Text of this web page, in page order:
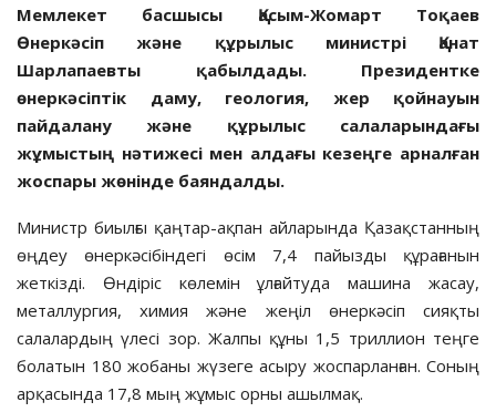
Мемлекет басшысы Қасым-Жомарт Тоқаев
Өнеркәсіп және құрылыс министрі Қанат
Шарлапаевты қабылдады. Президентке
өнеркәсіптік даму, геология, жер қойнауын
пайдалану және құрылыс салаларындағы
жұмыстың нәтижесі мен алдағы кезеңге арналған
жоспары жөнінде баяндалды.
Министр биылғы қаңтар-ақпан айларында Қазақстанның
өңдеу өнеркәсібіндегі өсім 7,4 пайызды құрағанын
жеткізді. Өндіріс көлемін ұлғайтуда машина жасау,
металлургия, химия және жеңіл өнеркәсіп сияқты
салалардың үлесі зор. Жалпы құны 1,5 триллион теңге
болатын 180 жобаны жүзеге асыру жоспарланған. Соның
арқасында 17,8 мың жұмыс орны ашылмақ.